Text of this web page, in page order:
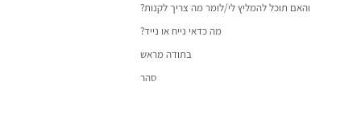
והאם תוכל להמליץ לי/לומר מה צריך לקנות?
מה כדאי נייח או נייד?
בתודה מראש
סהר